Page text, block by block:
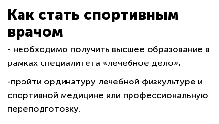
Как стать спортивным
врачом
- необходимо получить высшее образование в
рамках специалитета «лечебное дело»;
-пройти ординатуру лечебной физкультуре и
спортивной медицине или профессиональную
переподготовку.